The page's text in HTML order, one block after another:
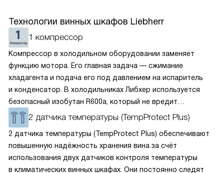
Технологии винных шкафов Liebherr
1 компрессор
Компрессор в холодильном оборудовании заменяет
функцию мотора. Его главная задача — сжимание
хладагента и подача его под давлением на испаритель
и конденсатор. В холодильниках Либхер используется
безопасный изобутан R600a, который не вредит
окружающей среде. Компрессор перегоняет его
по охладительному контуру по принципу насоса. Чем
лучше работает «мотор» прибора, тем качественнее
и быстрее происходит охлаждение, затрачивается
меньше электроэнергии.
2 датчика температуры (TempProtect Plus)
2 датчика температуры (TempProtect Plus) обеспечивают
повышенную надёжность хранения вина за счёт
использования двух датчиков контроля температуры
в климатических винных шкафах. Они постоянно следят